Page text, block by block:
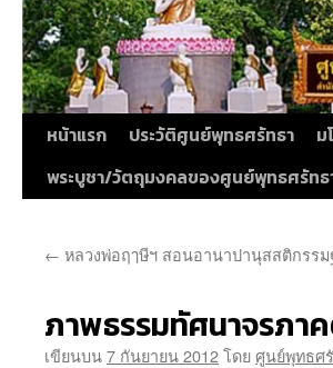
หน้าแรก ประวัติศูนย์พุทธศรัทธา ม
พระบูชา/วัตถุมงคลของศูนย์พุทธศรัทธ
← หลวงพ่อฤๅษีฯ สอนอานาปานุสสติกรร
ภาพธรรมทัศนาจรภา
เขียนบน7 กันยายน 2012โดยศูนย์พุทธศ